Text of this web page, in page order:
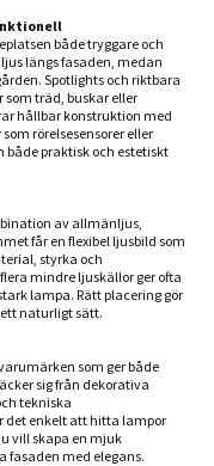
både tryggare och
längs fasaden, medan
Spotlights och riktbara
träd, buskar eller
hållbar konstruktion med
rörelsesensorer eller
praktisk och estetiskt
av allmänljus,
får en flexibel ljusbild som
styrka och
mindre ljuskällor ger ofta
lampa. Rätt placering gör
naturligt sätt.
som ger både
sig från dekorativa
tekniska
det enkelt att hitta lampor
vill skapa en mjuk
fasaden med elegans.